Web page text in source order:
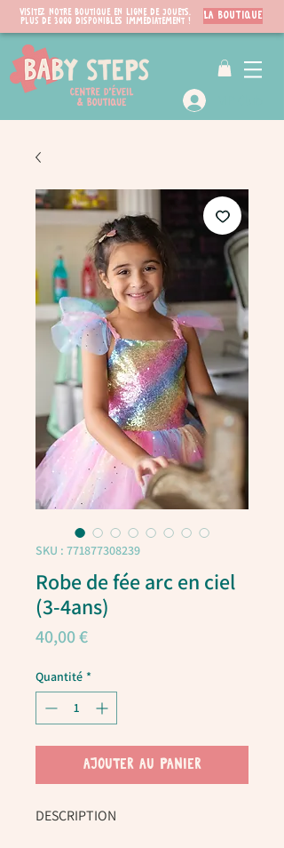
Visitez notre boutique en ligne de jouets.
PLUS de 3000 disponibles immédiatement !
LA BOUTIQUE
SKU : 771877308239
Robe de fée arc en ciel
(3-4ans)
40,00 €Prix
Quantité *
AJOUTER AU PANIER
DESCRIPTION